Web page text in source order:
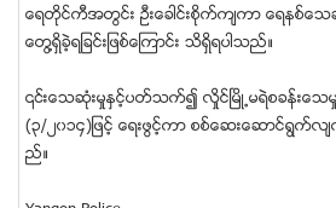
ေရတိုင္ကီအတြင္း ဦးေခါင္းစိုက္က်ကာ ေရနစ္
ေတြ႔ရွိခဲ့ရျခင္းျဖစ္ေၾကာင္း သိရွိရပါသည္။
၎ေသဆံုးမႈႏွင့္ပတ္သက္၍ လိႈင္ၿမိဳ႕မရဲစခန္းေသ
(၃/၂၀၁၄)ျဖင့္ ေရးဖြင့္ကာ စစ္ေဆးေဆာင္ရြက္
ည္။